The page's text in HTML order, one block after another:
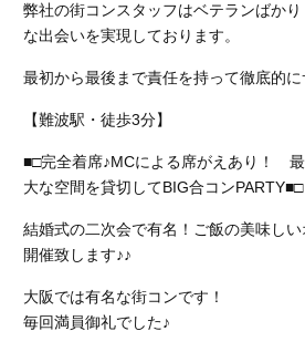
弊社の街コンスタッフはベテランばか
な出会いを実現しております。
最初から最後まで責任を持って徹底的
【難波駅・徒歩3分】
■□完全着席♪MCによる席がえあり！
大な空間を貸切してBIG合コンPARTY■□
結婚式の二次会で有名！ご飯の美味し
開催致します♪♪
大阪では有名な街コンです！
毎回満員御礼でした♪